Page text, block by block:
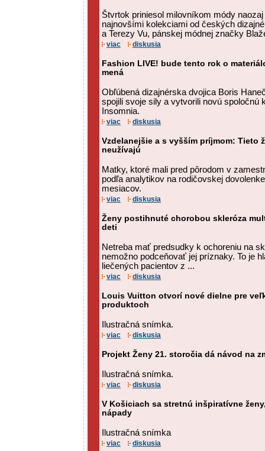
Štvrtok priniesol milovníkom módy
najnovšími kolekciami od českých
a Terezy Vu, pánskej módnej značky
viac diskusia
Fashion LIVE! bude tento rok o
mená
Obľúbená dizajnérska dvojica Boris
spojili svoje sily a vytvorili novú spoločnú
Insomnia.
viac diskusia
Vzdelanejšie a s vyšším príjmom: Tieto
neužívajú
Matky, ktoré mali pred pôrodom v
podľa analytikov na rodičovskej
mesiacov.
viac diskusia
Ženy postihnuté chorobou skleróza
deti
Netreba mať predsudky k ochoreniu na
nemožno podceňovať jej príznaky. To je
liečených pacientov z ...
viac diskusia
Louis Vuitton otvorí nové dielne pre
produktoch
Ilustračná snímka.
viac diskusia
Projekt Ženy 21. storočia dá návod na
Ilustračná snímka.
viac diskusia
V Košiciach sa stretnú inšpiratívne
nápady
Ilustračná snímka
viac diskusia